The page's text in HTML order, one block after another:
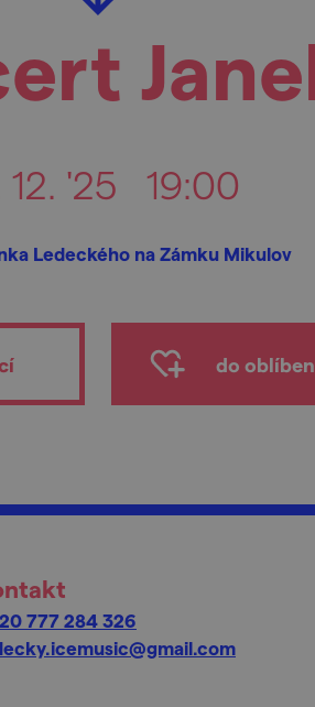
12. '25 19:00
Ledeckého na Zámku Mikulov
do
777 284 326